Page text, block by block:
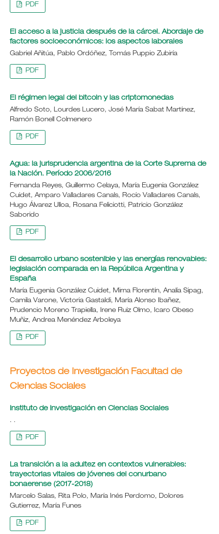
PDF
El acceso a la justicia después de la cárcel. Abordaje de
factores socioeconómicos: los aspectos laborales
Gabriel Añitúa, Pablo Ordóñez, Tomás Puppio Zubiría
PDF
El régimen legal del bitcoin y las criptomonedas
Alfredo Soto, Lourdes Lucero, José María Sabat Martínez,
Ramón Bonell Colmenero
PDF
Agua: la jurisprudencia argentina de la Corte Suprema de
la Nación. Período 2006/2016
Fernanda Reyes, Guillermo Celaya, María Eugenia González
Cuidet, Amparo Valladares Canals, Rocío Valladares Canals,
Hugo Álvarez Ulloa, Rosana Feliciotti, Patricio González
Saborido
PDF
El desarrollo urbano sostenible y las energías renovables:
legislación comparada en la República Argentina y
España
María Eugenia González Cuidet, Mirna Florentín, Analía Sipag,
Camila Varone, Victoria Gastaldi, María Alonso Ibañez,
Prudencio Moreno Trapiella, Irene Ruiz Olmo, Icaro Obeso
Muñiz, Andrea Menéndez Arboleya
PDF
Proyectos de Investigación Facultad de
Ciencias Sociales
Instituto de Investigación en Ciencias Sociales
. .
PDF
La transición a la adultez en contextos vulnerables:
trayectorias vitales de jóvenes del conurbano
bonaerense (2017-2018)
Marcelo Salas, Rita Polo, María Inés Perdomo, Dolores
Gutierrez, María Funes
PDF